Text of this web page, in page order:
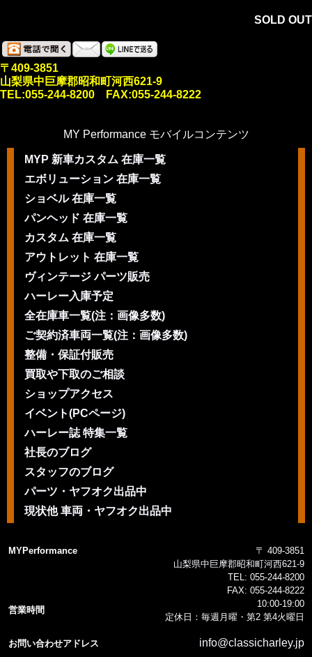
SOLD OUT
〒409-3851
山梨県中巨摩郡昭和町河西621-9
TEL:055-244-8200 FAX:055-244-8222
MY Performance モバイルコンテンツ
MYP 新車カスタム 在庫一覧
エボリューション 在庫一覧
ショベル 在庫一覧
パンヘッド 在庫一覧
カスタム 在庫一覧
アウトレット 在庫一覧
ヴィンテージ パーツ販売
ハーレー入庫予定
全在庫車一覧(注：画像多数)
ご契約済車両一覧(注：画像多数)
整備・保証付販売
買取や下取のご相談
ショップアクセス
イベント(PCページ)
ハーレー誌 特集一覧
社長のブログ
スタッフのブログ
パーツ・ヤフオク出品中
現状他 車両・ヤフオク出品中
MYPerformance
〒 409-3851
山梨県中巨摩郡昭和町河西621-9
TEL: 055-244-8200
FAX: 055-244-8222
営業時間
10:00-19:00
定休日：毎週月曜・第2 第4火曜日
お問い合わせアドレス info@classicharley.jp